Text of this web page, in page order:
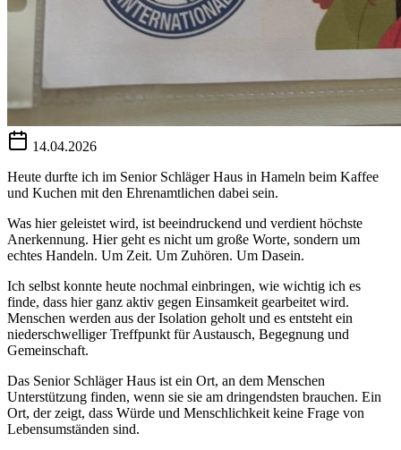
14.04.2026
Heute durfte ich im Senior Schläger Haus in Hameln beim Kaffee
und Kuchen mit den Ehrenamtlichen dabei sein.
Was hier geleistet wird, ist beeindruckend und verdient höchste
Anerkennung. Hier geht es nicht um große Worte, sondern um
echtes Handeln. Um Zeit. Um Zuhören. Um Dasein.
Ich selbst konnte heute nochmal einbringen, wie wichtig ich es
finde, dass hier ganz aktiv gegen Einsamkeit gearbeitet wird.
Menschen werden aus der Isolation geholt und es entsteht ein
niederschwelliger Treffpunkt für Austausch, Begegnung und
Gemeinschaft.
Das Senior Schläger Haus ist ein Ort, an dem Menschen
Unterstützung finden, wenn sie sie am dringendsten brauchen. Ein
Ort, der zeigt, dass Würde und Menschlichkeit keine Frage von
Lebensumständen sind.